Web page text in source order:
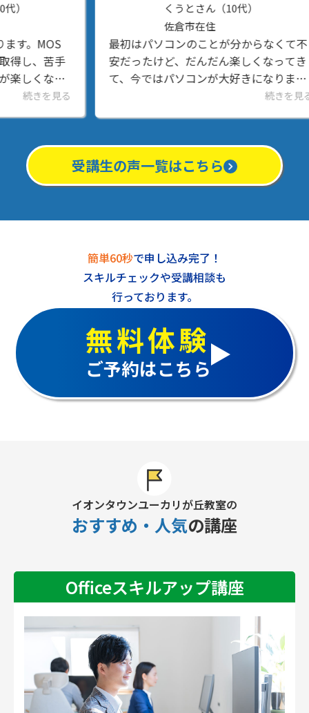
くうとさん（10代）
最初はパソコンのことが分からなくて不
安だったけど、だんだん楽しくなってき
て、今ではパソコンが大好きになりまし
た。タイピング練習やWord、Excel、プ
ログラミングなど、いろいろなことを学
家
の
受講生の声一覧はこちら
簡単60秒で申し込み完了！
スキルチェックや受講相談も
行っております。
無料体験
ご予約はこちら
イオンタウンユーカリが丘教室の
おすすめ・人気の講座
Officeスキルアップ講座